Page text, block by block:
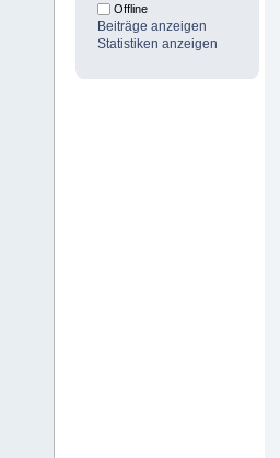
Offline
Beiträge anzeigen
Statistiken anzeigen